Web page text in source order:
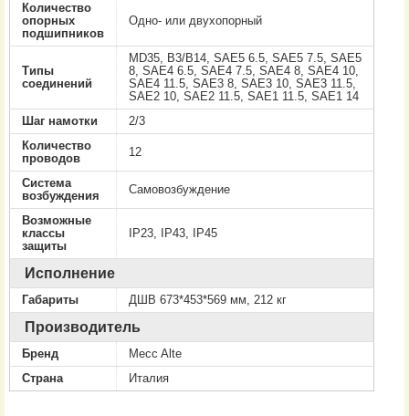
Количество
опорных
подшипников
Одно- или двухопорный
Типы
соединений
MD35, B3/B14, SAE5 6.5, SAE5 7.5, SAE5
8, SAE4 6.5, SAE4 7.5, SAE4 8, SAE4 10,
SAE4 11.5, SAE3 8, SAE3 10, SAE3 11.5,
SAE2 10, SAE2 11.5, SAE1 11.5, SAE1 14
Шаг намотки
2/3
Количество
проводов
12
Система
возбуждения
Самовозбуждение
Возможные
классы
защиты
IP23, IP43, IP45
Исполнение
Габариты ДШВ 673*453*569 мм, 212 кг
Производитель
Бренд
Mecc Alte
Страна
Италия